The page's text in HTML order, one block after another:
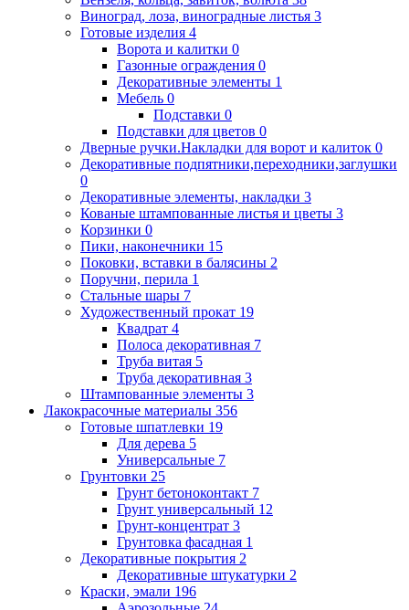
Виноград, лоза, виноградные листья 3
Готовые изделия 4
Ворота и калитки 0
Газонные ограждения 0
Декоративные элементы 1
Мебель 0
Подставки 0
Подставки для цветов 0
Дверные ручки.Накладки для ворот и калиток 0
Декоративные подпятники,переходники,заглушки
0
Декоративные элементы, накладки 3
Кованые штампованные листья и цветы 3
Корзинки 0
Пики, наконечники 15
Поковки, вставки в балясины 2
Поручни, перила 1
Стальные шары 7
Художественный прокат 19
Квадрат 4
Полоса декоративная 7
Труба витая 5
Труба декоративная 3
Штампованные элементы 3
Лакокрасочные материалы 356
Готовые шпатлевки 19
Для дерева 5
Универсальные 7
Грунтовки 25
Грунт бетоноконтакт 7
Грунт универсальный 12
Грунт-концентрат 3
Грунтовка фасадная 1
Декоративные покрытия 2
Декоративные штукатурки 2
Краски, эмали 196